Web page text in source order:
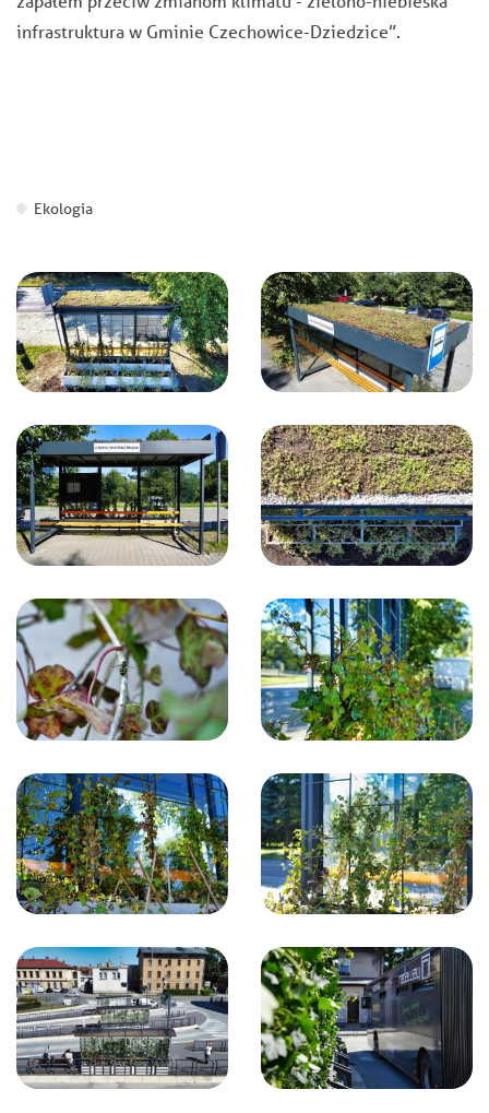
infrastruktura w Gminie Czechowice-Dziedzice”.
Ekologia